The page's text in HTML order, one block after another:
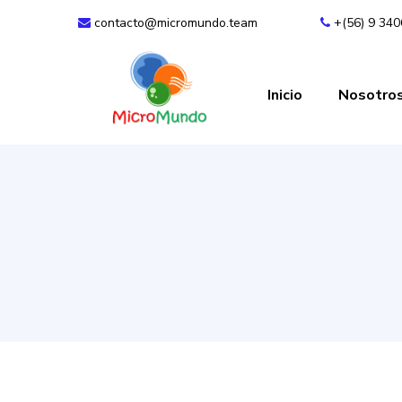
contacto@micromundo.team +(56) 9
Inicio